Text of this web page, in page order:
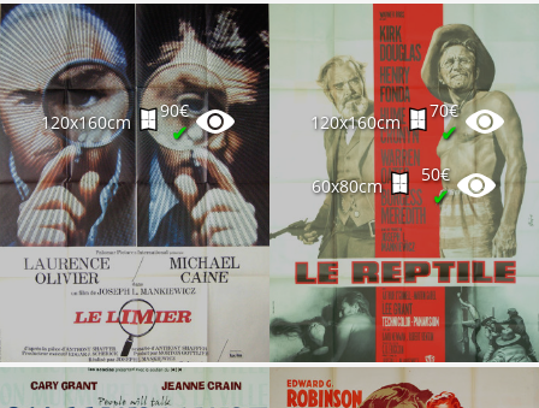
120x160cm
90€
✔ 120x160cm
70€
✔
60x80cm
50€
✔